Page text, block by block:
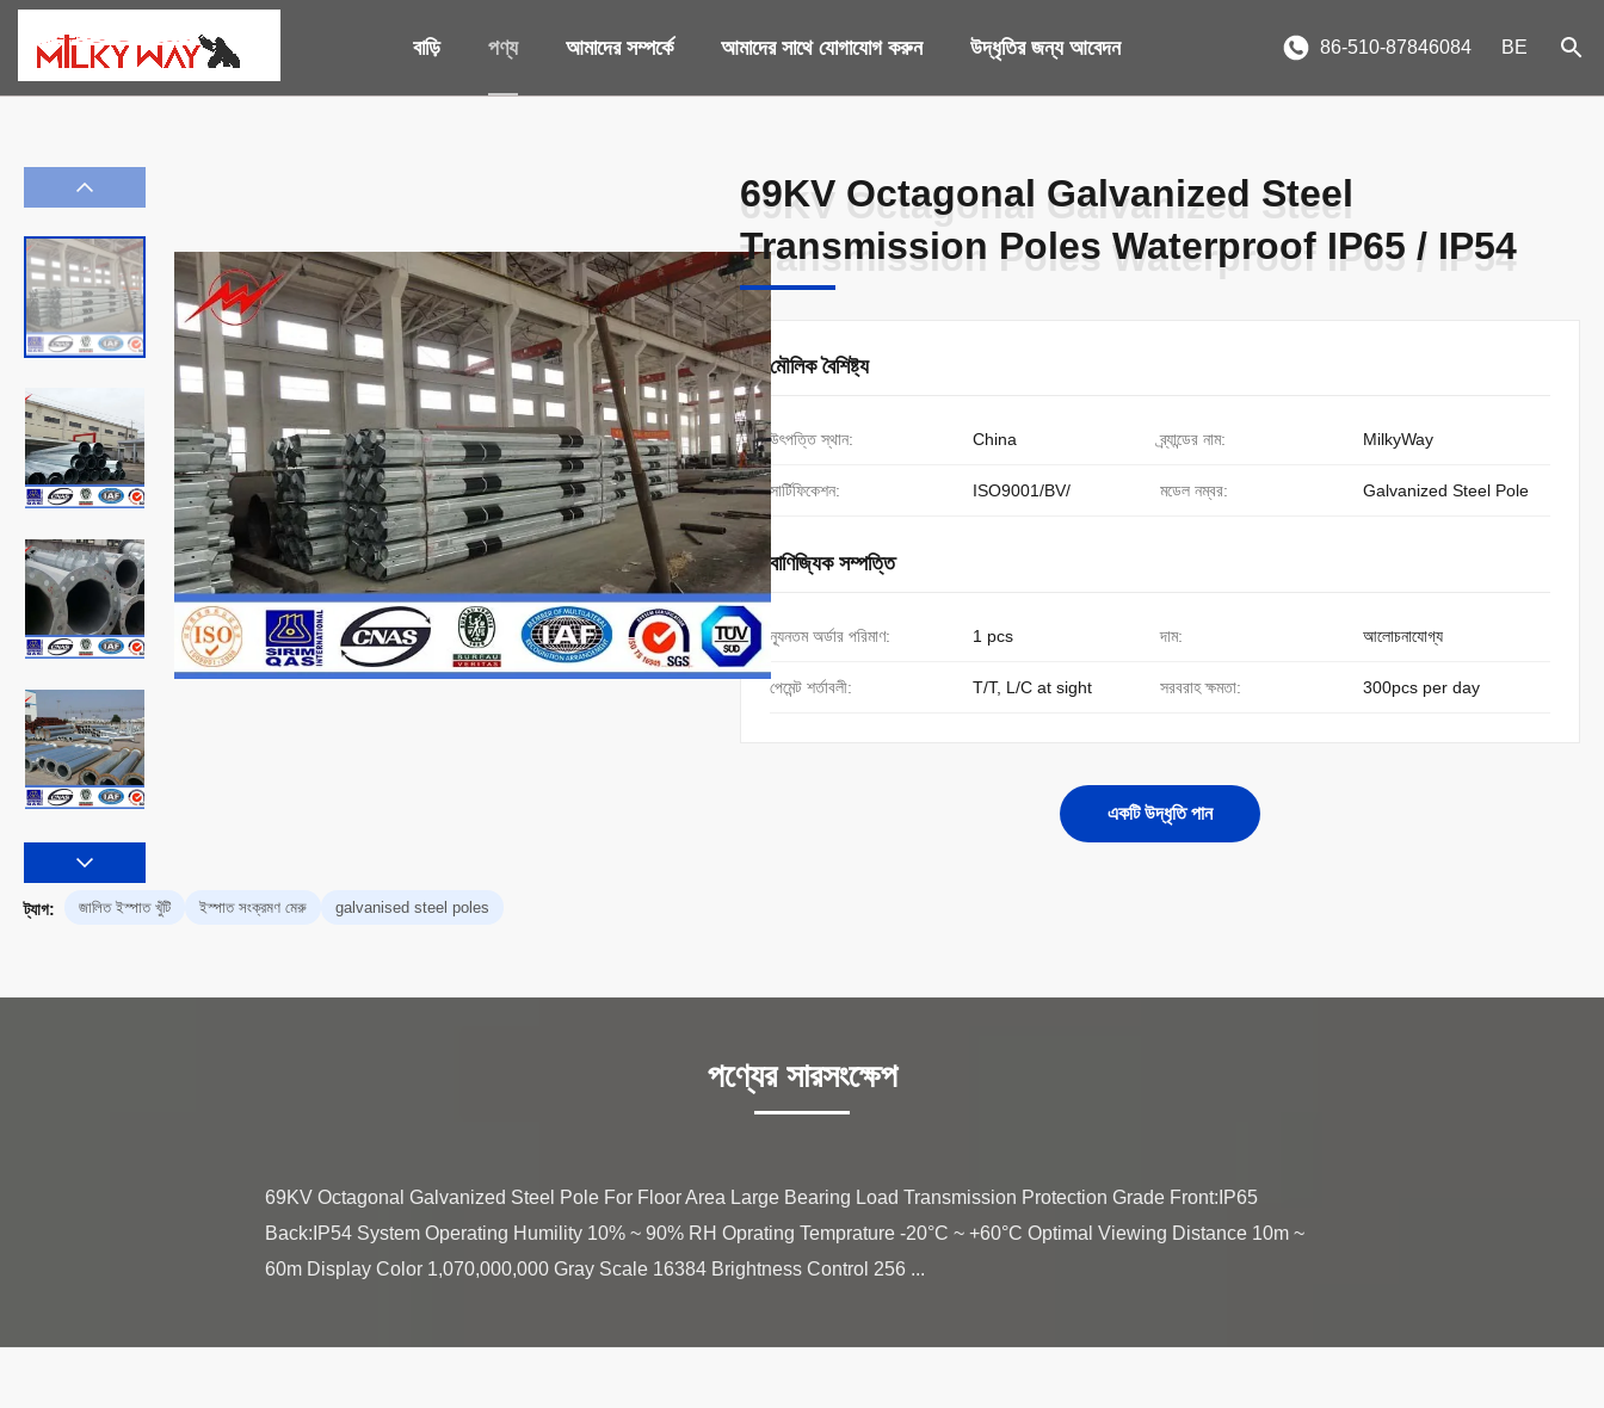
বাড়ি পণ্য আমাদের সম্পর্কে আমাদের সাথে যোগাযোগ করুন উদ্ধৃতির জন্য আবেদন 86-510-87846084 BE
69KV Octagonal Galvanized Steel
Transmission Poles Waterproof IP65 / IP54
69KV Octagonal Galvanized Steel
Transmission Poles Waterproof IP65 / IP54
মৌলিক বৈশিষ্ট্য
উৎপত্তি স্থান: China ব্র্যান্ডের নাম: MilkyWay
সার্টিফিকেশন: ISO9001/BV/ মডেল নম্বর: Galvanized Steel Pole
বাণিজ্যিক সম্পত্তি
ন্যূনতম অর্ডার পরিমাণ: 1 pcs দাম: আলোচনাযোগ্য
পেমেন্ট শর্তাবলী: T/T, L/C at sight সরবরাহ ক্ষমতা: 300pcs per day
একটি উদ্ধৃতি পান
ট্যাগ: জালিত ইস্পাত খুঁটি ইস্পাত সংক্রমণ মেরু galvanised steel poles
পণ্যের সারসংক্ষেপ
69KV Octagonal Galvanized Steel Pole For Floor Area Large Bearing Load Transmission Protection Grade Front:IP65
Back:IP54 System Operating Humility 10% ~ 90% RH Oprating Temprature -20°C ~ +60°C Optimal Viewing Distance 10m ~